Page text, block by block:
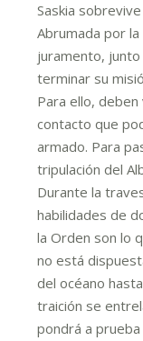
Saskia
Abrumada por
juramento, junto
terminar su
Para ello,
contacto que
armado. Para
tripulación del
Durante la
habilidades de
la Orden son lo
no está
del océano
traición se
pondrá a